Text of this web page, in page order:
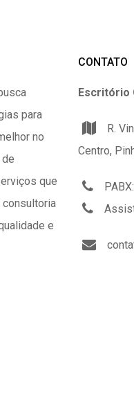
para
no
que
consultoria
e
CONTATO
Escritório
R.
Centro,